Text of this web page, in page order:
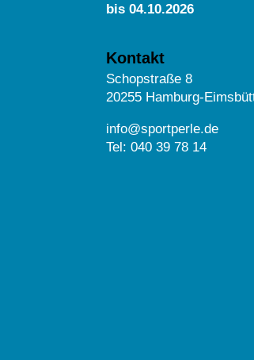
bis 04.10.2026
Kontakt
Schopstraße 8
20255 Hamburg-
info@sportperle.de
Tel: 040 39 78 14